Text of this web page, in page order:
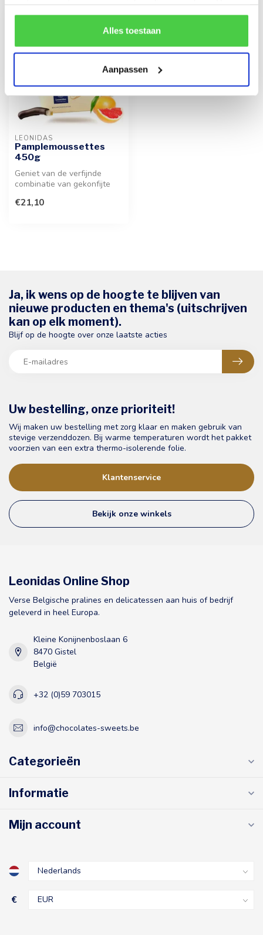
rekening mee dat als je bepaalde cookies blokkeert, het
de correcte werking van de website kan verstoren.
Alles toestaan
Aanpassen
LEONIDAS
Pamplemoussettes
450g
Geniet van de verfijnde
combinatie van gekonfijte
met een...
€21,10
Uw bestelling, onze prioriteit!
Wij maken uw bestelling met zorg klaar en maken gebruik van
stevige verzenddozen. Bij warme temperaturen wordt het pakket
voorzien van een extra thermo-isolerende folie.
Klantenservice
Bekijk onze winkels
Ja, ik wens op de hoogte te blijven van
nieuwe producten en thema's (uitschrijven
kan op elk moment).
Blijf op de hoogte over onze laatste acties
Leonidas Online Shop
Verse Belgische pralines en delicatessen aan huis of bedrijf
geleverd in heel Europa.
Kleine Konijnenboslaan 6
8470 Gistel
België
+32 (0)59 703015
info@chocolates-sweets.be
Categorieën
Informatie
Mijn account
€